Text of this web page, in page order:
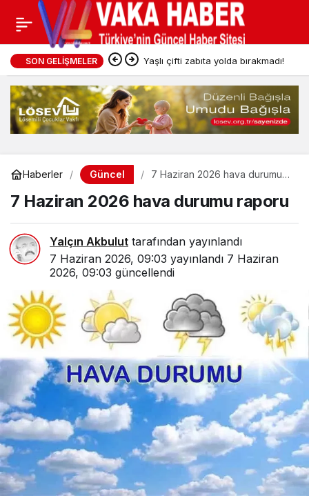
SON GELIŞMELER Yaşlı çifti zabıta yolda bırakmadı!
Haberler Güncel
7 Haziran 2026 hava durumu
7 Haziran 2026 hava durumu raporu
Yalçın Akbulut tarafından yayınlandı
7 Haziran 2026, 09:03 yayınlandı 7 Haziran
2026, 09:03 güncellendi